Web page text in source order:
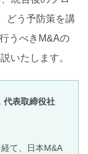
どう予防策を講
うべきM&Aの
いたします。
代表取締役社
て、日本M&A